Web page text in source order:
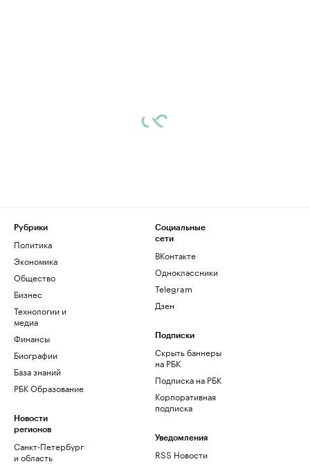
Рубрики
Политика
Экономика
Общество
Бизнес
Технологии и
медиа
Финансы
Биографии
База знаний
РБК Образование
Новости
регионов
Санкт-Петербург
и область
Социальные
сети
ВКонтакте
Одноклассники
Telegram
Дзен
Подписки
Скрыть баннеры
на РБК
Подписка на РБК
Корпоративная
подписка
Уведомления
RSS Новости